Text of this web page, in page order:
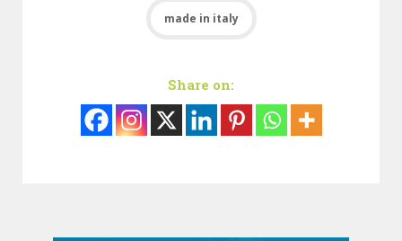
made in italy
Share on: